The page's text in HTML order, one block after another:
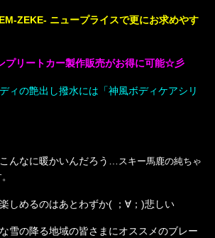
ZEKE- ニュープライスで更にお求めやす
プリートカー製作販売がお得に可能☆彡
ィの艶出し撥水には「神風ボディケアシリ
んなに暖かいんだろう…
スキー馬鹿の純ちゃ
しめるのはあとわずか( ；∀；)悲しい
雪の降る地域の皆さまにオススメのブレー